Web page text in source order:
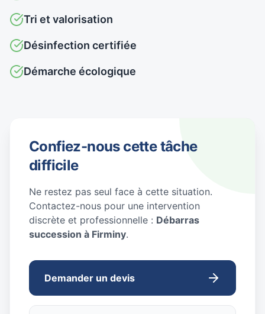
Tri et valorisation
Désinfection certifiée
Démarche écologique
Confiez-nous cette tâche
difficile
Ne restez pas seul face à cette situation.
Contactez-nous pour une intervention
discrète et professionnelle : Débarras
succession à Firminy.
Demander un devis